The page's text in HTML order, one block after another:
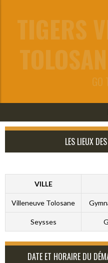
TIGERS
GO
LES LIEUX
VILLE
Villeneuve Tolosane
Seysses
DATE ET HORAIRE DU